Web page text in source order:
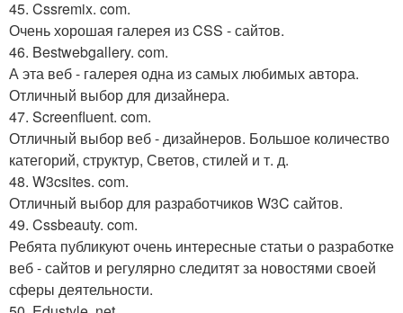
45. Cssremix. com.
Очень хорошая галерея из CSS - сайтов.
46. Bestwebgallery. com.
А эта веб - галерея одна из самых любимых автора.
Отличный выбор для дизайнера.
47. Screenfluent. com.
Отличный выбор веб - дизайнеров. Большое количество
категорий, структур, Светов, стилей и т. д.
48. W3csites. com.
Отличный выбор для разработчиков W3C сайтов.
49. Cssbeauty. com.
Ребята публикуют очень интересные статьи о разработке
веб - сайтов и регулярно следитят за новостями своей
сферы деятельности.